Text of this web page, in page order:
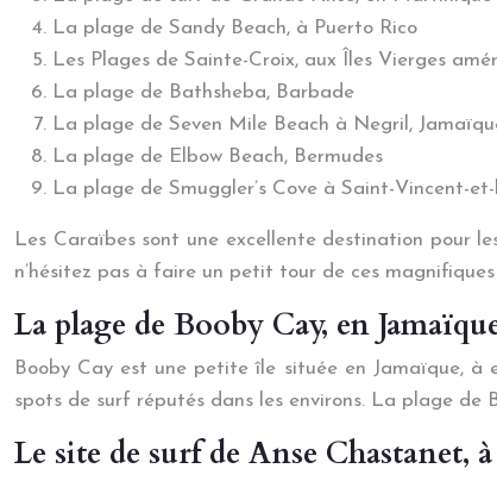
La plage de Sandy Beach, à Puerto Rico
Les Plages de Sainte-Croix, aux Îles Vierges
La plage de Bathsheba, Barbade
La plage de Seven Mile Beach à Negril,
La plage de Elbow Beach, Bermudes
La plage de Smuggler’s Cove à Saint-Vincent-
Les Caraïbes sont une excellente destination pour
n’hésitez pas à faire un petit tour de ces
La plage de Booby Cay, en
Booby Cay est une petite île située en Jamaïque,
spots de surf réputés dans les environs. La plage de
Le site de surf de Anse Chastanet,